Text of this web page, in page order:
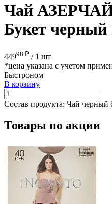
Чай
Букет черный
44998 ₽ / 1 шт
*цена указана с учетом
Быстроном
В корзину
Состав продукта: Чай черный
Товары по акции